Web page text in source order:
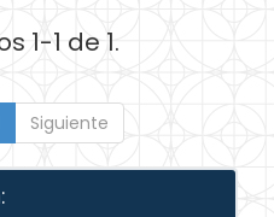
1-1 de 1.
Siguiente